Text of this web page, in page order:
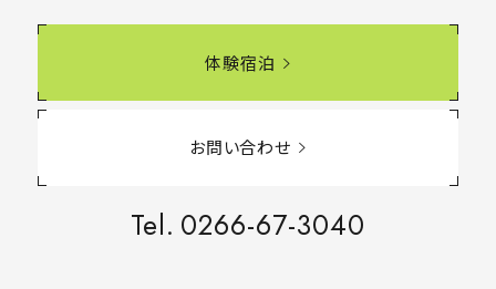
体験宿泊
お問い合わせ
Tel. 0266-67-3040